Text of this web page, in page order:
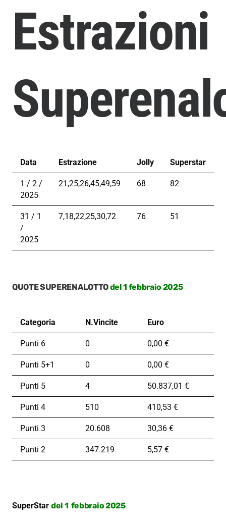
Estrazioni
Data Estrazione Jolly Superstar
1 / 2 /
2025
21,25,26,45,49,59 68 82
31 / 1
/
2025
7,18,22,25,30,72 76 51
QUOTE SUPERENALOTTOdel 1 febbraio 2025
Categoria N.Vincite Euro
Punti 6 0 0,00 €
Punti 5+1 0 0,00 €
Punti 5 4 50.837,01 €
Punti 4 510 410,53 €
Punti 3 20.608 30,36 €
Punti 2 347.219 5,57 €
SuperStar del 1 febbraio 2025